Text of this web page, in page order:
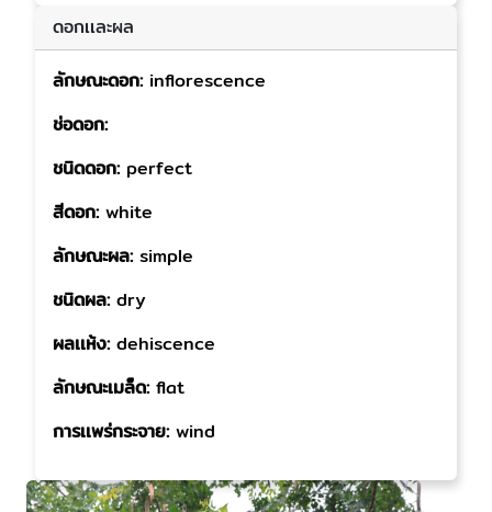
ดอกเเละผล
ลักษณะดอก: inflorescence
ช่อดอก:
ชนิดดอก: perfect
สีดอก: white
ลักษณะผล: simple
ชนิดผล: dry
ผลเเห้ง: dehiscence
ลักษณะเมล็ด: flat
การเเพร่กระจาย: wind